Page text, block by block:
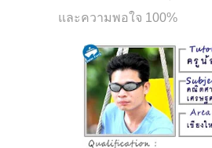
และความพอใจ 100%